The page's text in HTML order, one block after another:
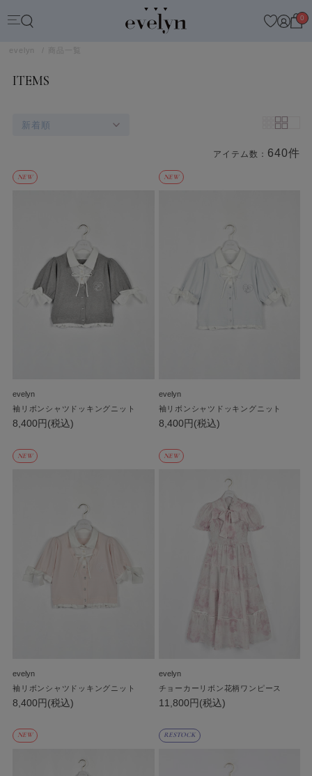
0
evelyn 商品一覧
ITEMS
新着順
アイテム数： 640件
商品一覧
NEW
evelyn
袖リボンシャツドッキングニット
8,400円(税込)
NEW
evelyn
袖リボンシャツドッキングニット
8,400円(税込)
NEW
evelyn
袖リボンシャツドッキングニット
8,400円(税込)
NEW
evelyn
チョーカーリボン花柄ワンピース
11,800円(税込)
NEW RESTOCK